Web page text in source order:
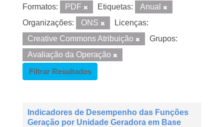
Formatos: PDF Etiquetas:
Anual
Organizações:
ONS
Licenças:
Creative Commons Atribuição
Grupos:
Avaliação da Operação
Filtrar Resultados
Indicadores de Desempenho das Funções
Geração por Unidade Geradora em Base